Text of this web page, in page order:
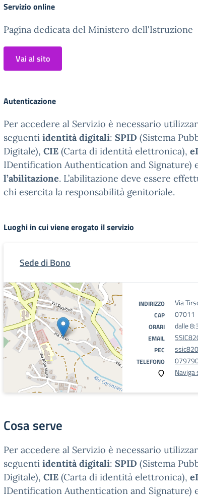
Servizio online
Pagina dedicata del Ministero dell'Istruzione
Vai al sito
Autenticazione
Per accedere al Servizio è necessario
seguenti identità digitali: SPID (Sistema
Digitale), CIE (Carta di identità elettronica),
IDentification Authentication and Signature)
l’abilitazione. L’abilitazione deve essere
chi esercita la responsabilità genitoriale.
Luoghi in cui viene erogato il servizio
Sede di Bono
INDIRIZZO Via
CAP 07011
ORARI dalle
EMAIL
PEC
TELEFONO
Naviga
Cosa serve
Per accedere al Servizio è necessario
seguenti identità digitali: SPID (Sistema
Digitale), CIE (Carta di identità elettronica),
IDentification Authentication and Signature)